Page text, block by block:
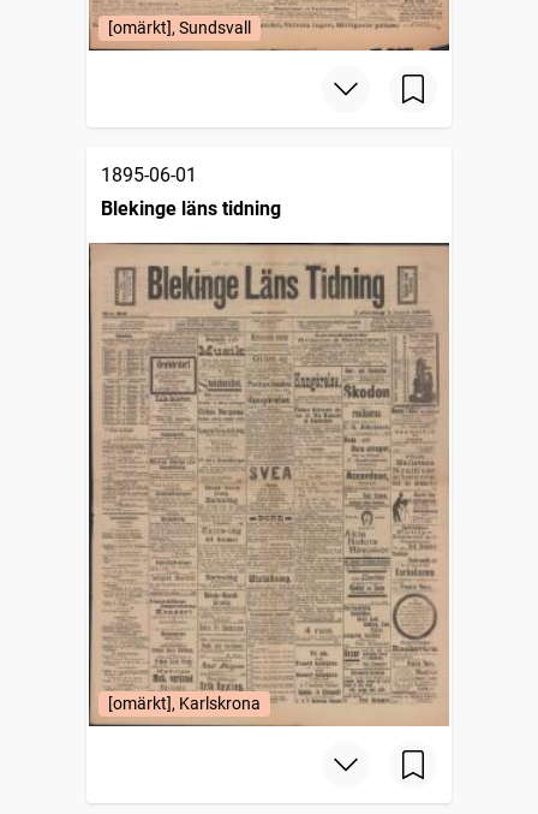
[omärkt], Sundsvall
1895-06-01
Blekinge läns tidning
[omärkt], Karlskrona